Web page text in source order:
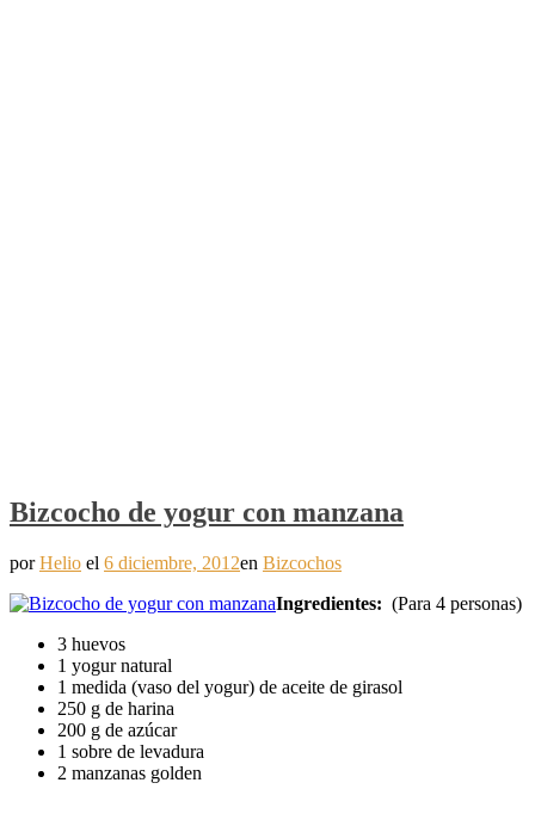
Bizcocho de yogur con manzana
porHelio el 6 diciembre, 2012en Bizcochos
Ingredientes: (Para 4 personas)
3 huevos
1 yogur natural
1 medida (vaso del yogur) de aceite de girasol
250 g de harina
200 g de azúcar
1 sobre de levadura
2 manzanas golden